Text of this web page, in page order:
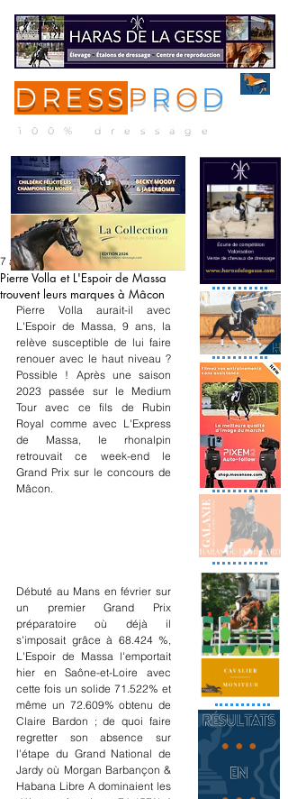
DRESS P R O D
100% dressage
Pierre Volla et L'Espoir de Massa
trouvent leurs marques à Mâcon
7 avr. 2024
Pierre Volla aurait-il avec
L'Espoir de Massa, 9 ans, la
relève susceptible de lui faire
renouer avec le haut niveau ?
Possible ! Après une saison
2023 passée sur le Medium
Tour avec ce fils de Rubin
Royal comme avec L'Express
de Massa, le rhonalpin
retrouvait ce week-end le
Grand Prix sur le concours de
Mâcon.
Débuté au Mans en février sur
un premier Grand Prix
préparatoire où déjà il
s'imposait grâce à 68.424 %,
L'Espoir de Massa l'emportait
hier en Saône-et-Loire avec
cette fois un solide 71.522% et
même un 72.609% obtenu de
Claire Bardon ; de quoi faire
regretter son absence sur
l'étape du Grand National de
Jardy où Morgan Barbançon &
Habana Libre A dominaient les